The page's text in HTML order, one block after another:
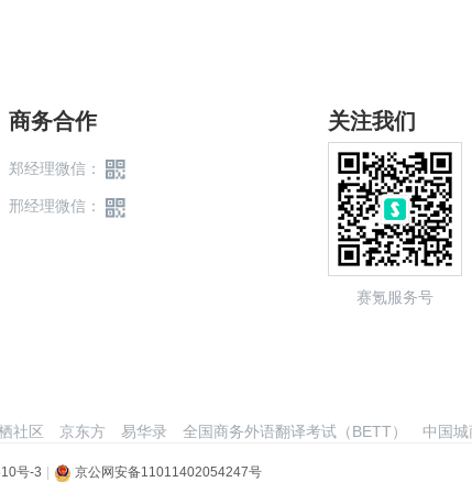
商务合作
郑经理微信：
邢经理微信：
关注我们
赛氪服务号
社区 京东方 易华录 全国商务外语翻译考试（BETT） 中国城
号-3 京公网安备11011402054247号